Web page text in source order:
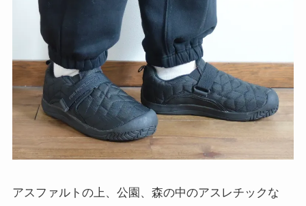
アスファルトの上、公園、森の中のアスレチックな